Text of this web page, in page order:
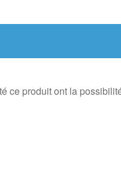
ce produit ont la